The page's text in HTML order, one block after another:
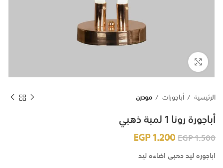
الرئيسية أباجورات مودرن
أباجورة رونا 1 لمبة ذهبي
EGP1.500
EGP1.200
اباجوره ليد دهبى اضاءه ليد